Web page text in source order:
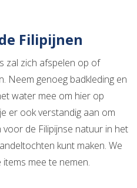
Filipijnen
zal zich afspelen op of
Neem genoeg badkleding en
water mee om hier op
er ook verstandig aan om
de Filipijnse natuur in het
kunt maken. We
mee te nemen.